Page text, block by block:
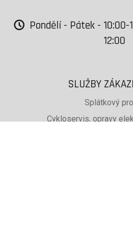
Pondělí - Pátek -
12:00
SLUŽBY
Splátkový
Cykloservis, opravy